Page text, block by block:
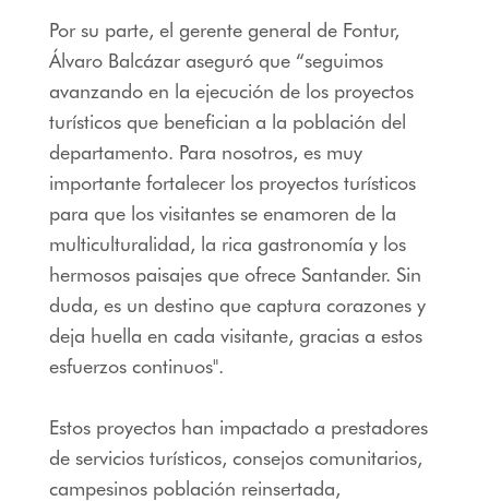
Por su parte, el gerente general de Fontur,
Álvaro Balcázar aseguró que “seguimos
avanzando en la ejecución de los proyectos
turísticos que benefician a la población del
departamento. Para nosotros, es muy
importante fortalecer los proyectos turísticos
para que los visitantes se enamoren de la
multiculturalidad, la rica gastronomía y los
hermosos paisajes que ofrece Santander. Sin
duda, es un destino que captura corazones y
deja huella en cada visitante, gracias a estos
esfuerzos continuos".
Estos proyectos han impactado a prestadores
de servicios turísticos, consejos comunitarios,
campesinos población reinsertada,